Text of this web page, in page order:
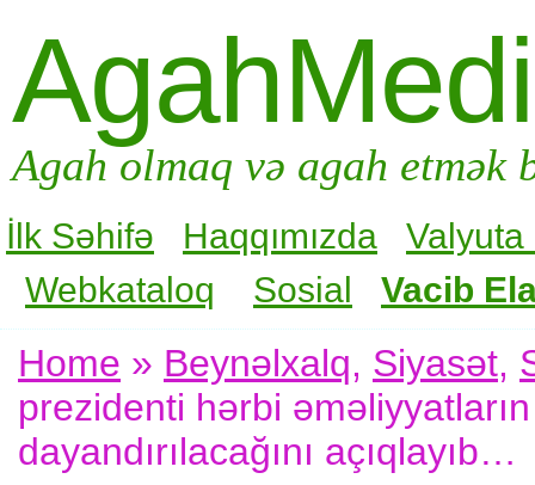
Agah olmaq və agah
İlk Səhifə Haqqımızda
Valyuta
Webkataloq
Sosial Vacib
Home » Beynəlxalq, Siyasət,
prezidenti hərbi
dayandırılacağını açıqlayıb…